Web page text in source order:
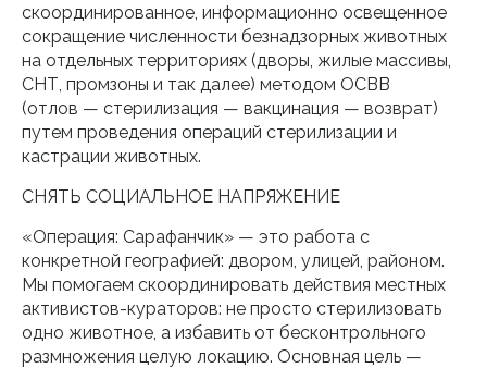
скоординированное, информационно освещенное
сокращение численности безнадзорных животных
на отдельных территориях (дворы, жилые массивы,
СНТ, промзоны и так далее) методом ОСВВ
(отлов — стерилизация — вакцинация — возврат)
путем проведения операций стерилизации и
кастрации животных.
СНЯТЬ СОЦИАЛЬНОЕ НАПРЯЖЕНИЕ
«Операция: Сарафанчик» — это работа с
конкретной географией: двором, улицей, районом.
Мы помогаем скоординировать действия местных
активистов-кураторов: не просто стерилизовать
одно животное, а избавить от бесконтрольного
размножения целую локацию. Основная цель —